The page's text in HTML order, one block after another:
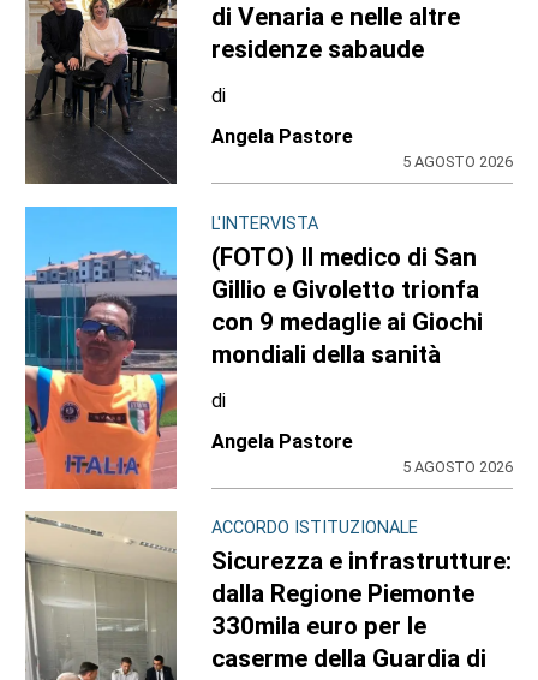
di Venaria e nelle altre
residenze sabaude
di
Angela Pastore
5 AGOSTO 2026
L'INTERVISTA
(FOTO) Il medico di San
Gillio e Givoletto trionfa
con 9 medaglie ai Giochi
mondiali della sanità
di
Angela Pastore
5 AGOSTO 2026
ACCORDO ISTITUZIONALE
Sicurezza e infrastrutture:
dalla Regione Piemonte
330mila euro per le
caserme della Guardia di